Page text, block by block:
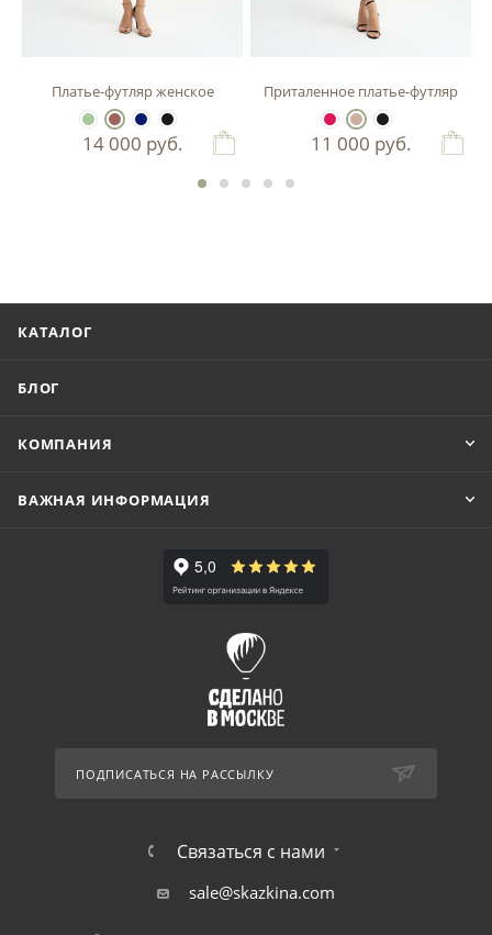
Платье-футляр женское
14 000 руб.
Приталенное платье-футляр
11 000 руб.
КАТАЛОГ
БЛОГ
КОМПАНИЯ
ВАЖНАЯ ИНФОРМАЦИЯ
ПОДПИСАТЬСЯ НА РАССЫЛКУ
Связаться с нами
sale@skazkina.com